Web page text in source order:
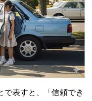
で表すと、「信頼でき